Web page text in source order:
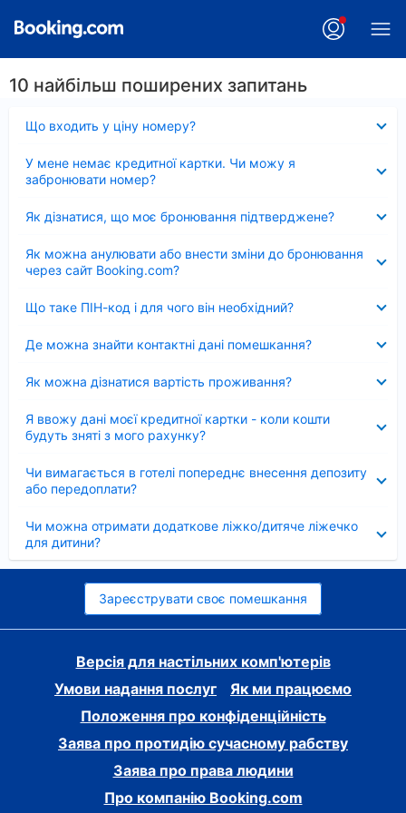
10 найбільш поширених запитань
Що входить у ціну номеру?
У мене немає кредитної картки. Чи можу я
забронювати номер?
Як дізнатися, що моє бронювання підтверджене?
Як можна анулювати або внести зміни до бронювання
через сайт Booking.com?
Що таке ПІН-код і для чого він необхідний?
Де можна знайти контактні дані помешкання?
Як можна дізнатися вартість проживання?
Я ввожу дані моєї кредитної картки - коли кошти
будуть зняті з мого рахунку?
Чи вимагається в готелі попереднє внесення депозиту
або передоплати?
Чи можна отримати додаткове ліжко/дитяче ліжечко
для дитини?
Зареєструвати своє помешкання
Версія для настільних комп'ютерів
Умови надання послуг
Як ми працюємо
Положення про конфіденційність
Заява про протидію сучасному рабству
Заява про права людини
Про компанію Booking.com